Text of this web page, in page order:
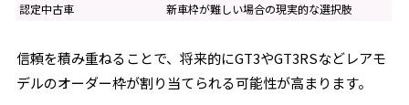
認定中古車
新車枠が難しい場合の現実的な選択肢
信頼を積み重ねることで、将来的にGT3やGT3RSなどレアモ
デルのオーダー枠が割り当てられる可能性が高まります。